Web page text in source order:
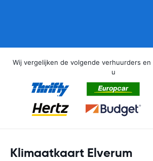
Wij vergelijken de volgende verhuurders
u
Klimaatkaart Elverum